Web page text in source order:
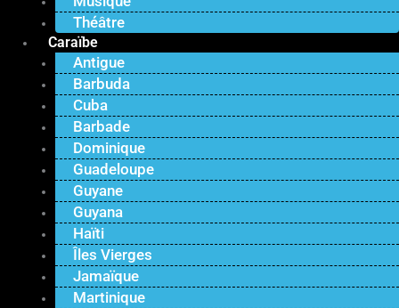
Théâtre
Caraïbe
Antigue
Barbuda
Cuba
Barbade
Dominique
Guadeloupe
Guyane
Guyana
Haïti
Îles Vierges
Jamaïque
Martinique